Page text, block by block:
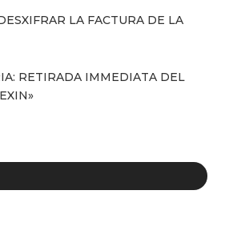
LA FACTURA DE LA
RETIRADA IMMEDIATA DEL